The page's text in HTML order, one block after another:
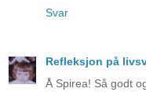
Svar
Refleksjon på
Å Spirea! Så godt